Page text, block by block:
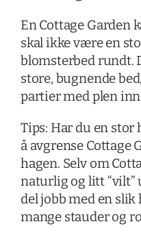
En Cottage Garden
skal ikke være en
blomsterbed rundt.
store, bugnende
partier med plen
Tips: Har du en stor
å avgrense Cottage
hagen. Selv om
naturlig og litt “vilt”
del jobb med en slik
mange stauder og